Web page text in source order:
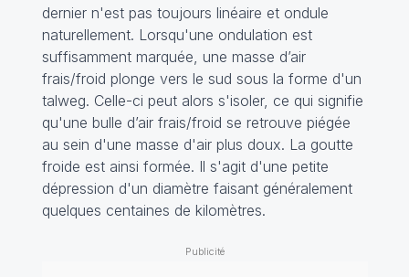
dernier n'est pas toujours linéaire et ondule
naturellement. Lorsqu'une ondulation est
suffisamment marquée, une masse d’air
frais/froid plonge vers le sud sous la forme d'un
talweg. Celle-ci peut alors s'isoler, ce qui signifie
qu'une bulle d’air frais/froid se retrouve piégée
au sein d'une masse d'air plus doux. La goutte
froide est ainsi formée. Il s'agit d'une petite
dépression d'un diamètre faisant généralement
quelques centaines de kilomètres.